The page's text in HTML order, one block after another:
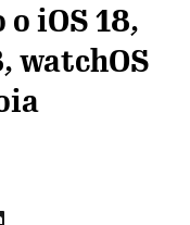
iOS 18,
watchOS